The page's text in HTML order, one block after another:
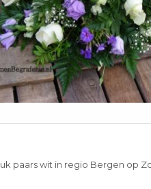
paars wit in regio Bergen op